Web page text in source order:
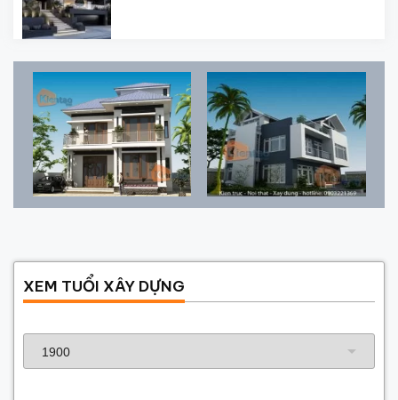
XEM TUỔI XÂY DỰNG